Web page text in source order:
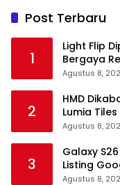
Post Terbaru
1
Light Flip
Bergaya
Agustus 8,
2
HMD
Lumia
Agustus 8,
3
Galaxy
Listing
Agustus 8,